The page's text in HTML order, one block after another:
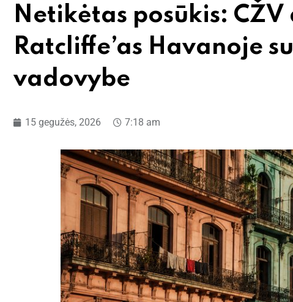
Netikėtas posūkis:
Ratcliffe’as Havanoje
vadovybe
15 gegužės, 2026 7:18 am